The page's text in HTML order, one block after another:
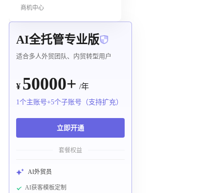
商机中心
AI全托管专业版
适合多人外贸团队、内贸转型用户
¥ 50000+ /年
1个主账号+5个子账号（支持扩充）
立即开通
套餐权益
AI外贸员
AI获客模板定制